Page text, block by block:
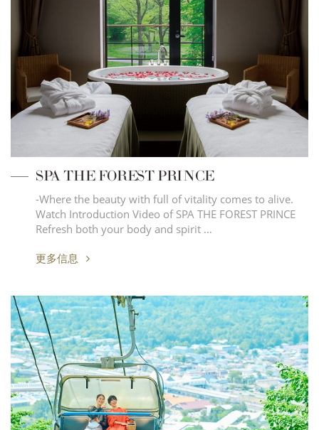
SPA THE FOREST PRINCE
-Where the beauty with full of vitality comes to alive.
Watch Introduction Video of SPA THE FOREST PRINCE
Refresh both your body and spirit …
更多信息